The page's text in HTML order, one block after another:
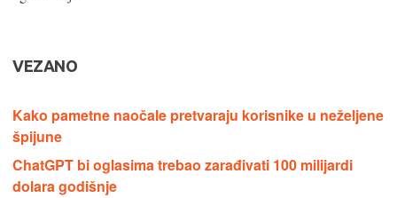
VEZANO
Kako pametne naočale pretvaraju korisnike u neželjene
špijune
ChatGPT bi oglasima trebao zarađivati 100 milijardi
dolara godišnje